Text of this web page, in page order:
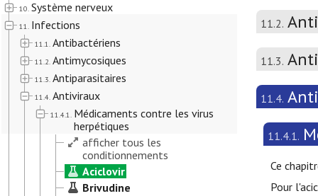
10. Système nerveux
11. Infections
11.1. Antibactériens
11.2. Antimycosiques
11.3. Antiparasitaires
11.4. Antiviraux
11.4.1. Médicaments contre les virus
herpétiques
afficher tous les
conditionnements
Aciclovir
Brivudine
11.2.
11.3.
11.4.
11.4.1.
Ce
Pour